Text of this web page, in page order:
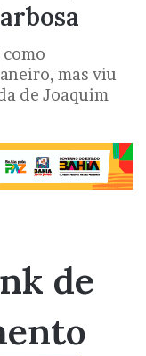
mas viu
de Joaquim
de